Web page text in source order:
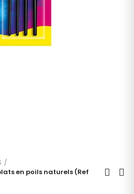
en poils naturels (Ref